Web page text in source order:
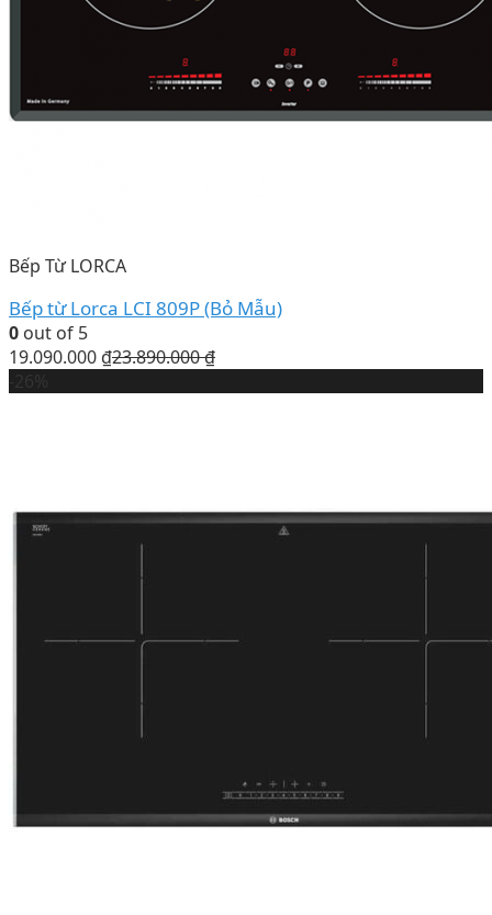
Bếp Từ LORCA
Bếp từ Lorca LCI 809P (Bỏ Mẫu)
0 out of 5
19.090.000 ₫23.890.000₫